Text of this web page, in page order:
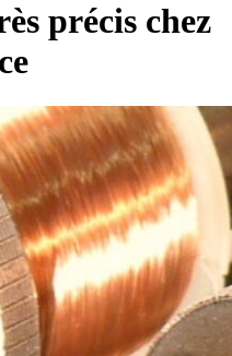
précis chez